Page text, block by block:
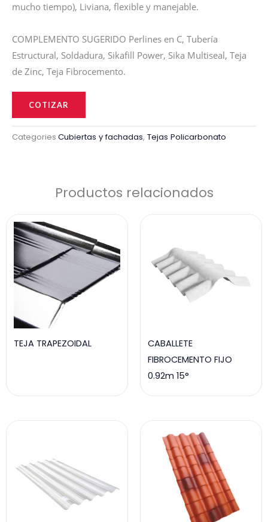
mucho tiempo), Liviana, flexible y manejable.
COMPLEMENTO SUGERIDO Perlines en C, Tubería
Estructural, Soldadura, Sikafill Power, Sika Multiseal, Teja
de Zinc, Teja Fibrocemento.
OPAL
3.05
TIPO
COTIZAR
Categories Cubiertas y fachadas, Tejas Policarbonato
Productos relacionados
TEJA TRAPEZOIDAL
CABALLETE
FIBROCEMENTO FIJO
0.92m 15°